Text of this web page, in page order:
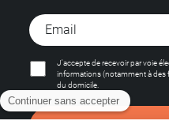
J'accepte de recevoir par voie
informations (notamment à des
du domicile.